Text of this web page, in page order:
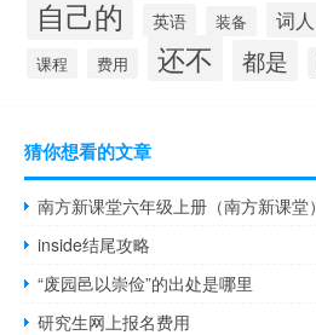
自己的 英语 装备 词人
课程 费用 还不 都是
猜你想看的文章
南方新课堂六年级上册（南方新课堂）
inside结尾攻略
“废园邑以崇俭”的出处是哪里
研究生网上报名费用